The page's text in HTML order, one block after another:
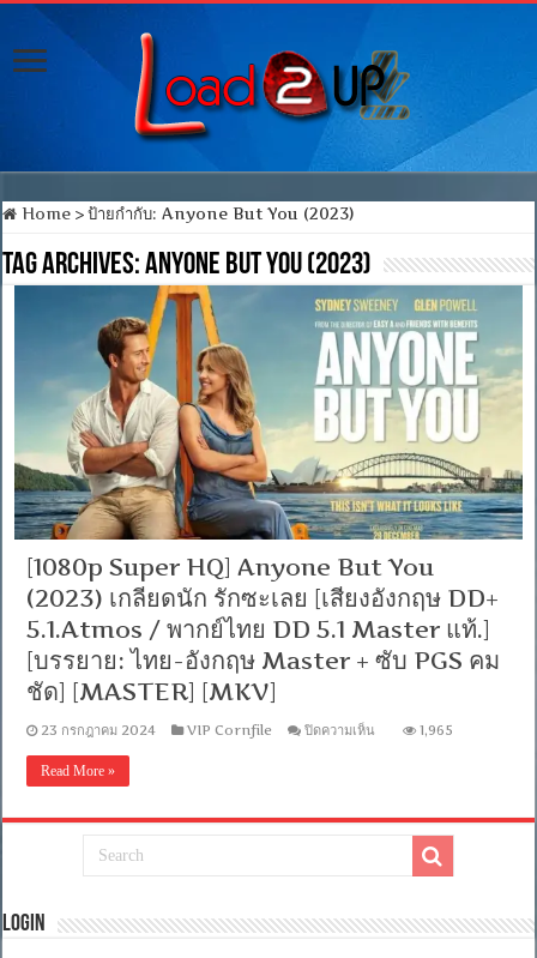
Home > ป้ายกำกับ:Anyone But You (2023)
Tag Archives:Anyone But You (2023)
[1080p Super HQ] Anyone But You
(2023) เกลียดนัก รักซะเลย [เสียงอังกฤษ DD+
5.1.Atmos / พากย์ไทย DD 5.1 Master แท้.]
[บรรยาย: ไทย-อังกฤษ Master + ซับ PGS คม
ชัด] [MASTER] [MKV]
23 กรกฎาคม 2024 VIP Cornfile ปิดความเห็น
But
ซะ
1,965
Read More »
Login